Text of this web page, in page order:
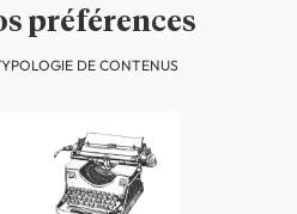
préférences
DE CONTENUS